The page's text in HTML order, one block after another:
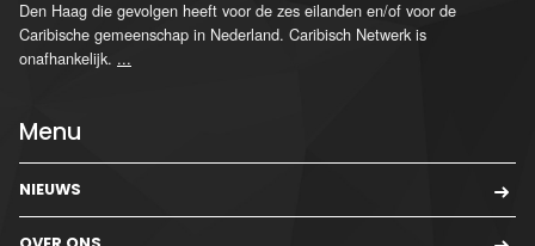
Den Haag die gevolgen heeft voor de zes eilanden en/of voor de
Caribische gemeenschap in Nederland. Caribisch Netwerk is
onafhankelijk. ...
Menu
NIEUWS